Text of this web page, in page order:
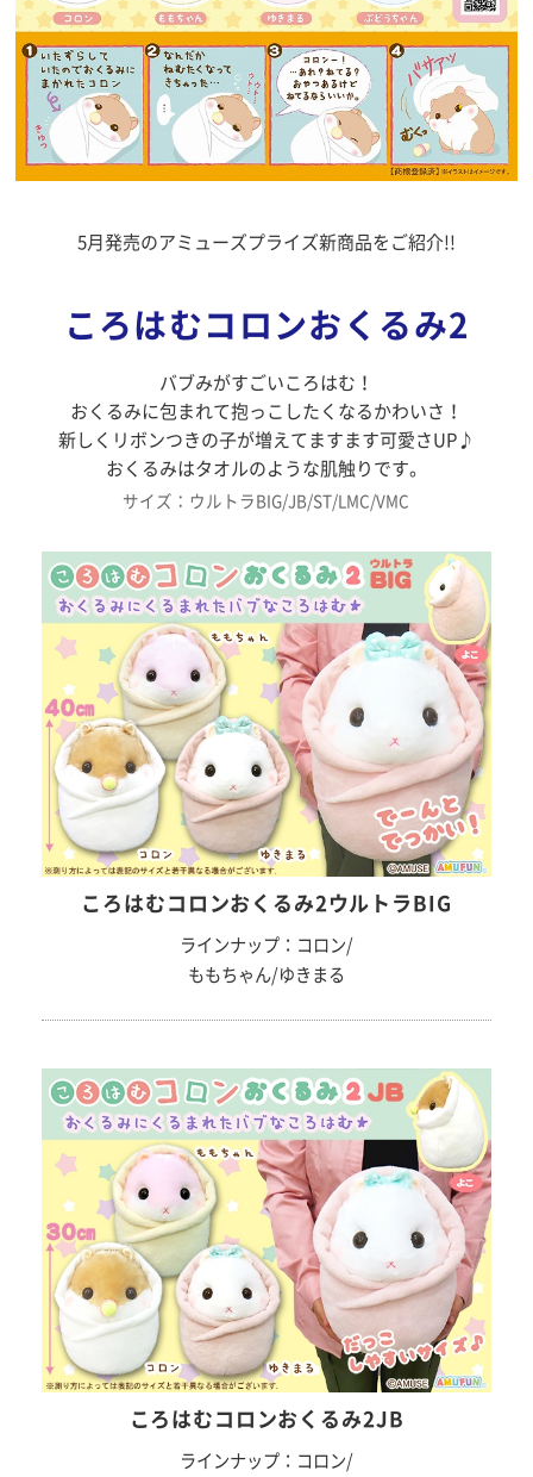
5月発売のアミューズプライズ新商品をご紹介!!
ころはむコロンおくるみ2
バブみがすごいころはむ！
おくるみに包まれて抱っこしたくなるかわいさ！
新しくリボンつきの子が増えてますます可愛さUP♪
おくるみはタオルのような肌触りです。
サイズ：ウルトラBIG/JB/ST/LMC/VMC
ころはむコロンおくるみ2ウルトラBIG
ラインナップ：コロン/
ももちゃん/ゆきまる
ころはむコロンおくるみ2JB
ラインナップ：コロン/